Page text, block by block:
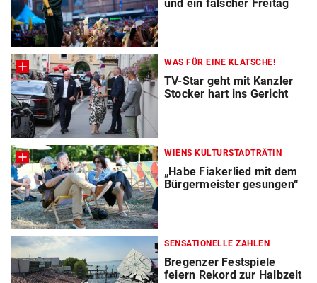
und ein falscher Freitag
WAS FÜR EINE KLATSCHE!
TV-Star geht mit Kanzler
Stocker hart ins Gericht
WIENS KULTURSTADTRÄTIN
„Habe Fiakerlied mit dem
Bürgermeister gesungen“
SENSATIONELLE ZAHLEN
Bregenzer Festspiele
feiern Rekord zur Halbzeit